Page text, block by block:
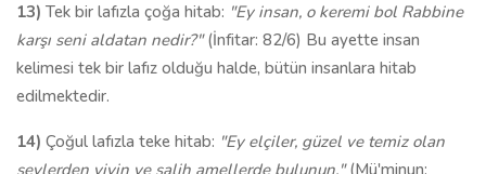
13) Tek bir lafızla çoğa hitab: "Ey insan, o keremi bol Rabbine
karşı seni aldatan nedir?"(İnfitar: 82/6) Bu ayette insan
kelimesi tek bir lafız olduğu halde, bütün insanlara hitab
edilmektedir.
14) Çoğul lafızla teke hitab: "Ey elçiler, güzel ve temiz olan
şeylerden yiyin ve salih amellerde bulunun."(Mü'minun: